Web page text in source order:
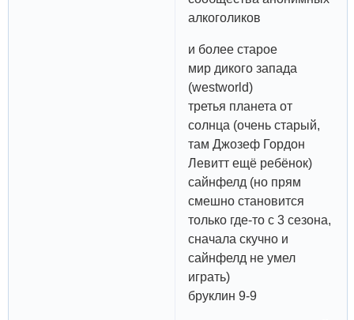
алкоголиков
и более старое
мир дикого запада
(westworld)
третья планета от
солнца (очень старый,
там Джозеф Гордон
Левитт ещё ребёнок)
сайнфелд (но прям
смешно становится
только где-то с 3 сезона,
сначала скучно и
сайнфелд не умел
играть)
бруклин 9-9